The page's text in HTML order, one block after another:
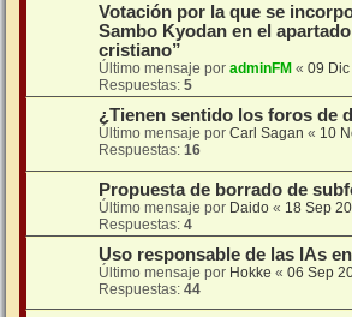
Votación por la que se
Sambo Kyodan en el
cristiano”
Último mensaje por adminFM « 09
Respuestas: 5
¿Tienen sentido los foros de
Último mensaje por Carl Sagan « 10
Respuestas: 16
Propuesta de borrado de
Último mensaje por Daido « 18 Sep
Respuestas: 4
Uso responsable de las IAs
Último mensaje por Hokke « 06 Sep
Respuestas: 44